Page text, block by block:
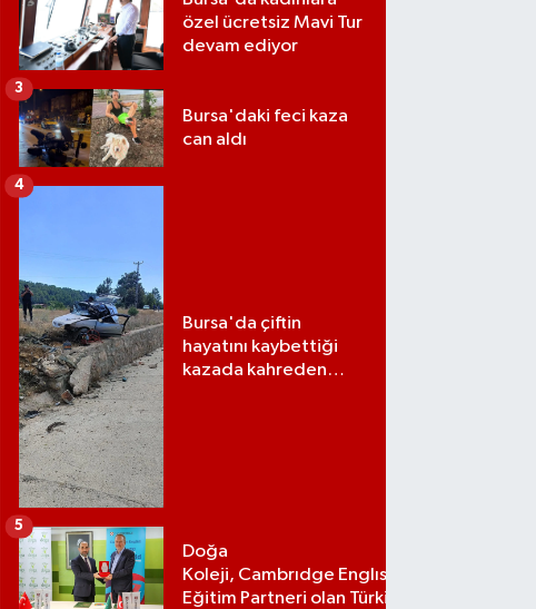
özel ücretsiz Mavi Tur
devam ediyor
Bursa'daki feci kaza
can aldı
3
Bursa'da çiftin
hayatını kaybettiği
kazada kahreden
4
Doğa
Koleji, Cambrıdge Englısh Platınum
Eğitim Partneri olan Türkiye’deki ilk
5